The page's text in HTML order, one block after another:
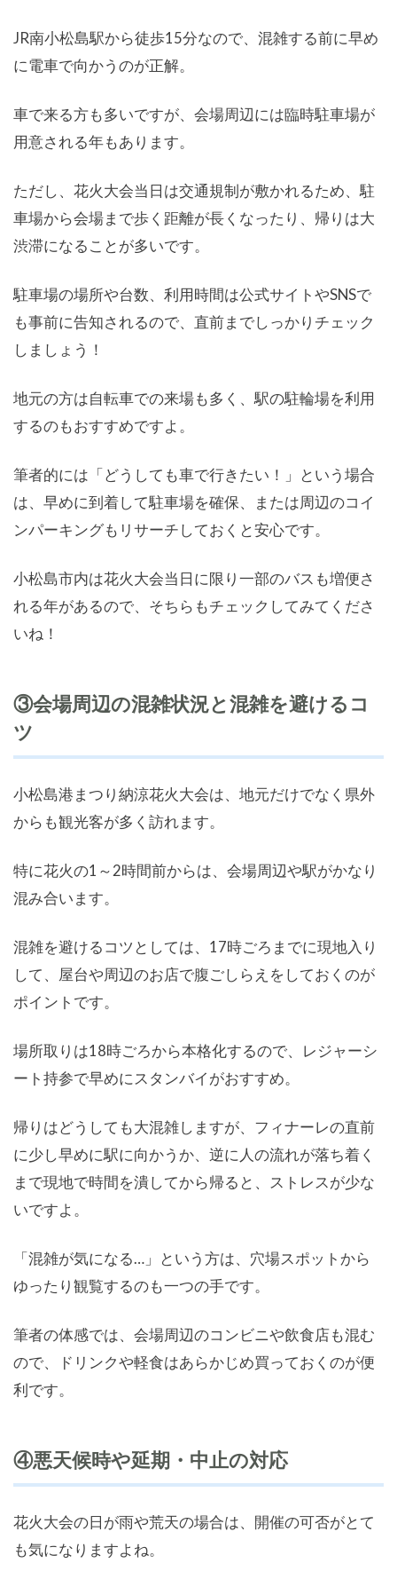
JR南小松島駅から徒歩15分なので、混雑する前に早め
に電車で向かうのが正解。
車で来る方も多いですが、会場周辺には臨時駐車場が
用意される年もあります。
ただし、花火大会当日は交通規制が敷かれるため、駐
車場から会場まで歩く距離が長くなったり、帰りは大
渋滞になることが多いです。
駐車場の場所や台数、利用時間は公式サイトやSNSで
も事前に告知されるので、直前までしっかりチェック
しましょう！
地元の方は自転車での来場も多く、駅の駐輪場を利用
するのもおすすめですよ。
筆者的には「どうしても車で行きたい！」という場合
は、早めに到着して駐車場を確保、または周辺のコイ
ンパーキングもリサーチしておくと安心です。
小松島市内は花火大会当日に限り一部のバスも増便さ
れる年があるので、そちらもチェックしてみてくださ
いね！
③会場周辺の混雑状況と混雑を避けるコ
ツ
小松島港まつり納涼花火大会は、地元だけでなく県外
からも観光客が多く訪れます。
特に花火の1～2時間前からは、会場周辺や駅がかなり
混み合います。
混雑を避けるコツとしては、17時ごろまでに現地入り
して、屋台や周辺のお店で腹ごしらえをしておくのが
ポイントです。
場所取りは18時ごろから本格化するので、レジャーシ
ート持参で早めにスタンバイがおすすめ。
帰りはどうしても大混雑しますが、フィナーレの直前
に少し早めに駅に向かうか、逆に人の流れが落ち着く
まで現地で時間を潰してから帰ると、ストレスが少な
いですよ。
「混雑が気になる…」という方は、穴場スポットから
ゆったり観覧するのも一つの手です。
筆者の体感では、会場周辺のコンビニや飲食店も混む
ので、ドリンクや軽食はあらかじめ買っておくのが便
利です。
④悪天候時や延期・中止の対応
花火大会の日が雨や荒天の場合は、開催の可否がとて
も気になりますよね。